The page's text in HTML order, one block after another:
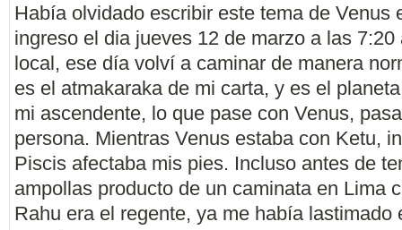
Había olvidado escribir este tema de Venus
ingreso el dia jueves 12 de marzo a las 7:20
local, ese día volví a caminar de manera
es el atmakaraka de mi carta, y es el
mi ascendente, lo que pase con Venus,
persona. Mientras Venus estaba con Ketu,
Piscis afectaba mis pies. Incluso antes de
ampollas producto de un caminata en Lima
Rahu era el regente, ya me había